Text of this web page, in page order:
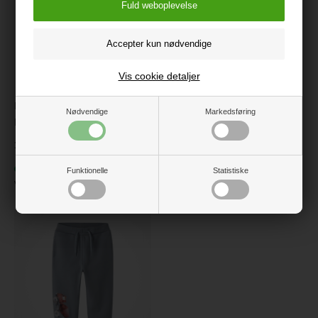
Nødvendige Markedsføring
Funktionelle Statistiske
Vis cookie detaljer
Name It - Nbmronald Pant -
Flint Stone
129,95
Varenr.: 13249180-FS
Name It - Nmfodny Flare Pant
- Toadstool
13248022-T